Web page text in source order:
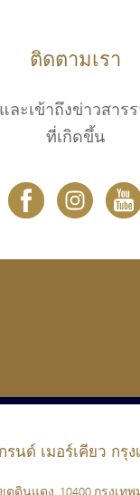
ติดตามเรา
ละเข้าถึงข่าวสาร
ที่เกิดขึ้น
รนด์ เมอร์เคียว กรุ